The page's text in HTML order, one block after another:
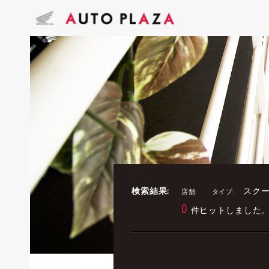
検索結果: 店舗: タイプ: スク
0 件ヒットしました。